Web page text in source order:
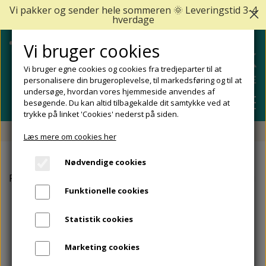
SHOP
FODCREMER
NEGLESVAMP
REDSKABER TIL FODPLEJE OG NEGLEPLEJE
FODFILE OG FODHØVLE
SÅLER, FODINDLÆG OG AFLASTNINGER
FODPROBLEMER
APOFYSITIS CALCANEI/SEVERS SYNDROM
REJSESTØRRELSER
MÆRKER
Fri fragt fra 499 DKK - Levering 1-2 hverdage
Forside
Vi bruger cookies
Vi bruger egne cookies og cookies fra tredjeparter til at
personalisere din brugeroplevelse, til markedsføring og til at
undersøge, hvordan vores hjemmeside anvendes af
besøgende. Du kan altid tilbagekalde dit samtykke ved at
trykke på linket 'Cookies' nederst på siden.
Læs mere om cookies her
Nødvendige cookies
Funktionelle cookies
Statistik cookies
Marketing cookies
Vi pakker og sender hele sommeren 🌞 Leveringstid 3-4
hverdage